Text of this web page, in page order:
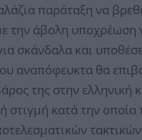
παράταξη να
την άβολη υποχρέωση
σκάνδαλα και
αναπόφευκτα θα
της στην ελληνική
στιγμή κατά την οποία
τακτικών